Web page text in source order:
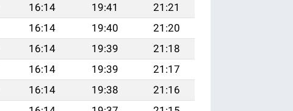
16:14 19:41
21:21
16:14 19:40
21:20
16:14 19:39
21:18
16:14 19:39
21:17
16:14 19:38
21:16